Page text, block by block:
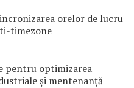
orelor de lucru
timezone
pentru optimizarea
și mentenanță